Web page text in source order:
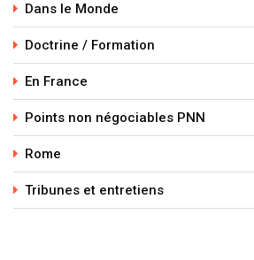
Dans le Monde
Doctrine / Formation
En France
Points non négociables PNN
Rome
Tribunes et entretiens